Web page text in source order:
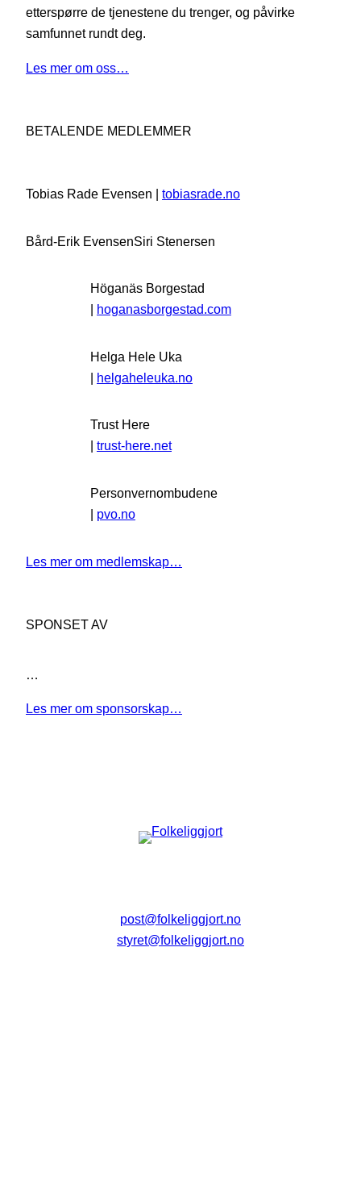
etterspørre de tjenestene du trenger, og påvirke
samfunnet rundt deg.
Les mer om oss…
BETALENDE MEDLEMMER
Tobias Rade Evensen | tobiasrade.no
Bård-Erik EvensenSiri Stenersen
Höganäs Borgestad
| hoganasborgestad.com
Helga Hele Uka
| helgaheleuka.no
Trust Here
trust-here.net
Personvernombudene
| pvo.no
Les mer om medlemskap…
SPONSET AV
…
Les mer om sponsorskap…
post@folkeliggjort.no
styret@folkeliggjort.no